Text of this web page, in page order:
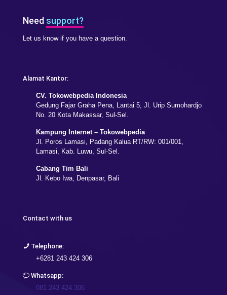
Need support?
Let us know if you have a question.
Alamat Kantor:
CV. Tokowebpedia Indonesia
Gedung Fajar Graha Pena, Lantai 5, Jl. Urip Sumohardjo
No. 20 Kota Makassar, Sul-Sel.
Kampung Internet – Tokowebpedia
Jl. Poros Lamasi, Padang Kalua RT/RW: 001/001,
Lamasi, Kab. Luwu, Sul-Sel.
Cabang Tim Bali
Jl. Kebo Iwa, Denpasar, Bali
Contact with us
Telephone:
+6281 243 424 306
Whatsapp:
081 243 424 306